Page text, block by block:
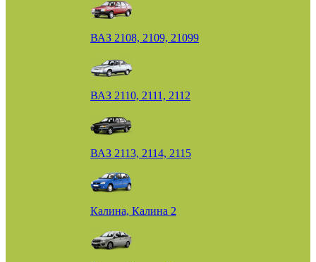
ВАЗ 2108, 2109, 21099
ВАЗ 2110, 2111, 2112
ВАЗ 2113, 2114, 2115
Калина, Калина 2